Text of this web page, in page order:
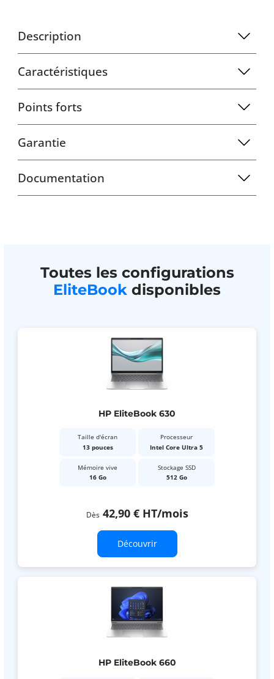
Description
Caractéristiques
Points forts
Garantie
Documentation
Toutes les configurations
EliteBook disponibles
HP EliteBook 630
Taille d'écran
13 pouces
Processeur
Intel Core Ultra 5
Mémoire vive
16 Go
Stockage SSD
512 Go
Dès 42,90 € HT/mois
Découvrir
HP EliteBook 660